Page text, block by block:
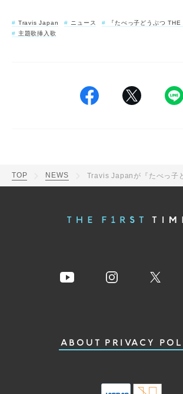
Travis Japan ニュース 『たべっ子どうぶつ THE
主題歌挿入歌
TOP NEWS
ABOUT PRIVACY